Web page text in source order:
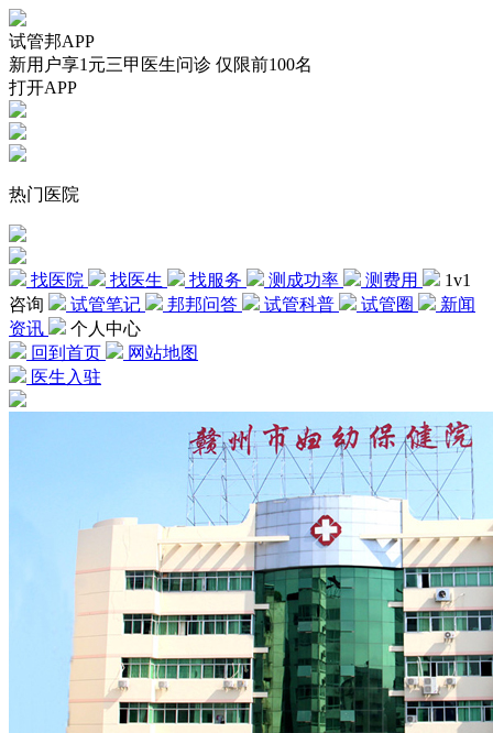
试管邦APP
新用户享1元三甲医生问诊 仅限前100名
打开APP
热门医院
找医院 找医生 找服务 测成功率 测费用
1v1
咨询
试管笔记 邦邦问答 试管科普 试管圈
新闻
资讯
个人中心
回到首页
网站地图
医生入驻